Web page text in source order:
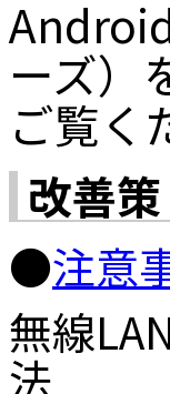
ーズ）
ご覧く
改善
●注意
無線
法